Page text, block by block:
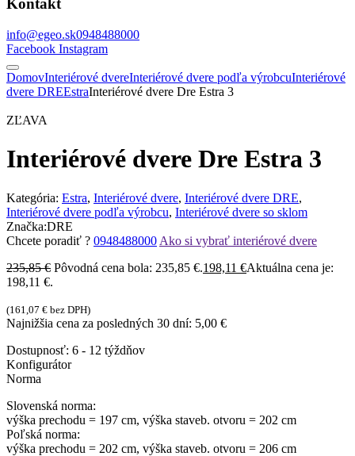
Kontakt
info@egeo.sk0948488000
Facebook Instagram
DomovInteriérové dvereInteriérové dvere podľa výrobcuInteriérové
dvere DREEstraInteriérové dvere Dre Estra 3
ZĽAVA
Interiérové dvere Dre Estra 3
Kategória: Estra, Interiérové dvere, Interiérové dvere DRE,
Interiérové dvere podľa výrobcu, Interiérové dvere so sklom
Značka:DRE
Chcete poradiť ? 0948488000 Ako si vybrať interiérové dvere
235,85€ Pôvodná cena bola: 235,85 €.198,11 €Aktuálna cena je:
198,11 €.
(161,07 € bez DPH)
Najnižšia cena za posledných 30 dní: 5,00 €
Dostupnosť: 6 - 12 týždňov
Konfigurátor
Norma
Slovenská norma:
výška prechodu = 197 cm, výška staveb. otvoru = 202 cm
Poľská norma:
výška prechodu = 202 cm, výška staveb. otvoru = 206 cm